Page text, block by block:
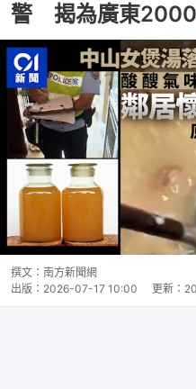
警 揭為廣東2000
撰文： 南方新聞網
出版： 2026-07-17 10:00 更新：